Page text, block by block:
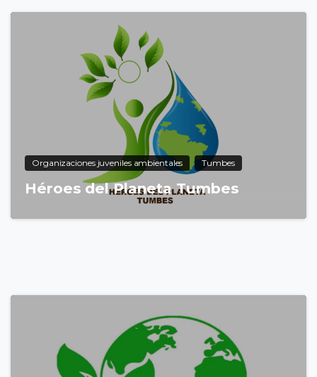
Organizaciones juveniles ambientales Tumbes
Héroes del Planeta Tumbes